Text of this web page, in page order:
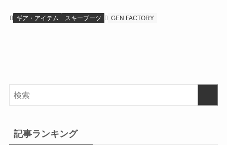
ギア・アイテム スキーブーツ GEN FACTORY
記事ランキング